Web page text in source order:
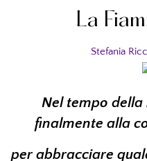
La
Stefania
Nel tempo
finalmente alla
per abbracciare